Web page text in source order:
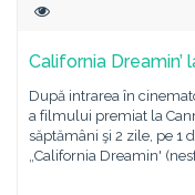
California Dreamin’
După intrarea în
a filmului premiat la
săptămâni şi 2 zile, pe 1
„California Dreamin'